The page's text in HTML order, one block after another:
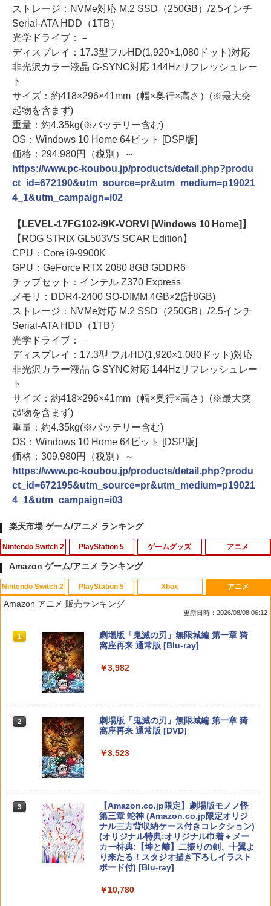
ストレージ：NVMe対応 M.2 SSD（250GB）/2.5インチ
Serial-ATA HDD（1TB）
光学ドライブ：－
ディスプレイ：17.3型フルHD(1,920×1,080ドット)対応
非光沢カラー液晶 G-SYNC対応 144Hzリフレッシュレー
ト
サイズ：約418×296×41mm（幅×奥行×高さ）(※最大突
起物を含まず)
重量：約4.35kg(※バッテリー含む)
OS：Windows 10 Home 64ビット [DSP版]
価格：294,980円（税別）～
https://www.pc-koubou.jp/products/detail.php?produ
ct_id=672190&utm_source=pr&utm_medium=p19021
4_1&utm_campaign=i02
【LEVEL-17FG102-i9K-VORVI [Windows 10 Home]】
【ROG STRIX GL503VS SCAR Edition】
CPU：Core i9-9900K
GPU：GeForce RTX 2080 8GB GDDR6
チップセット：インテル Z370 Express
メモリ：DDR4-2400 SO-DIMM 4GB×2(計8GB)
ストレージ：NVMe対応 M.2 SSD（250GB）/2.5インチ
Serial-ATA HDD（1TB）
光学ドライブ：－
ディスプレイ：17.3型 フルHD(1,920×1,080ドット)対応
非光沢カラー液晶 G-SYNC対応 144Hzリフレッシュレー
ト
サイズ：約418×296×41mm（幅×奥行×高さ）(※最大突
起物を含まず)
重量：約4.35kg(※バッテリー含む)
OS：Windows 10 Home 64ビット [DSP版]
価格：309,980円（税別）～
https://www.pc-koubou.jp/products/detail.php?produ
ct_id=672195&utm_source=pr&utm_medium=p19021
4_1&utm_campaign=i03
楽天市場 ゲーム/アニメ ランキング
Nintendo Switch 2
1
【マラソン期間ポイント2倍＆クーポン
あり】【スイッチ2対応ケースあり】 Ni
ntendo Switch 2 Switch2 ケース 有機E
チ ライト 任天堂 ニンテンドー 保護 カバ
ー 入れ物 コンパクト 収納
￥2,980
￥3,975
メトロイドプライム4 ビヨンド Nintend
o Switch 2 Edition
￥4,939
PlayStation 5
1
【中古】Lost Soul Asideソフト:プレイ
ステーション5ソフト／アクション・ゲ
￥850
￥4,890
￥5,700
首都高バトル / Tokyo Xtreme Racer
ゲームグッズ
1
【中古】サムライスピリッツ斬紅郎無双
剣 ベスト
リコリス・リコイル ぶくぶ おおきめ
￥880
リコリス・リコイル ぶくぶ おおきめ
￥880
リコリス・リコイル ぶくぶ おおきめ
アクリルキーホルダー 05.錦木千束（夏
服ver.）
￥880
アニメ
1
【中古】Blu-ray▼リトル・マーメイド
ブルーレイディスク レンタル落ち
￥3,723
￥8,690
劇場版「鬼滅の刃」無限城編 第一章 猗
窩座再来(通常版)【Blu-ray】 [ 吾峠呼世
晴 ]
￥3,960
Amazon ゲーム/アニメ ランキング
Nintendo Switch 2
1
スプラトゥーン レイダース|オンライン
コード版
￥5,832
2 スプラトゥーン レイダース -Switch2
3 Nintendo Switch 2(日本語・国内専用)
￥55,871
ニンテンドープリペイド番号 9000円|オ
ンラインコード版
PlayStation 5
1
PlayStation 5 デジタル・エディション
日本語専用 Console Language: Japan
2
Beast of Reincarnation -PS5 【特典】
プロダクトコード 封入
￥7,286
3
【純正品】ディスクドライブ(CFI-ZDD1
J) PlayStation 5
￥11,980
トローラー ミッドナイト ブラック(CFI-
Xbox
1
【純正品】Xbox ワイヤレス コントロー
ラー + USB-C® ケーブル
￥8,300
ラー (ロボット ホワイト)
3
￥8,020
【純正品】Xbox 充電式バッテリー + US
B-C ケーブル
￥2,618
アニメ
Amazon アニメ 販売ランキング
更新日時：2026/08/08 06:12
1
劇場版「鬼滅の刃」無限城編 第一章 猗
窩座再来 通常版 [Blu-ray]
￥3,982
2
劇場版「鬼滅の刃」無限城編 第一章 猗
窩座再来 通常版 [DVD]
￥3,523
3
【Amazon.co.jp限定】劇場版モノノ怪
第三章 蛇神 (Amazon.co.jp限定オリジ
ナル三方背収納ケース付きコレクション)
(オリジナル特典:オリジナル巾着＋メー
カー特典:【坤と離】二振りの剣、十翼よ
り来たる！スタジオ描き下ろしイラスト
ボード付) [Blu-ray]
￥10,780